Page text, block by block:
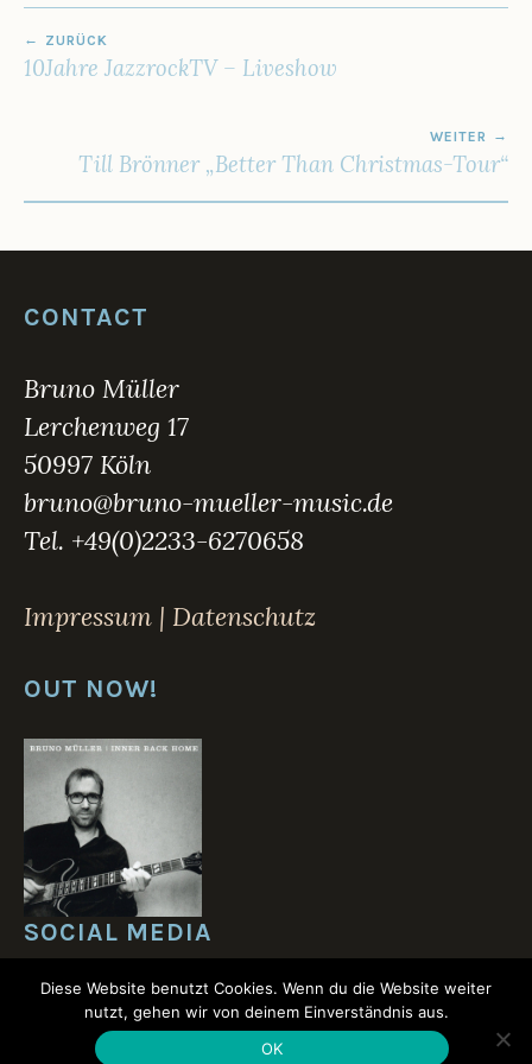
BEITRAGSNAVIGATION
ZURÜCK
10Jahre JazzrockTV – Liveshow
WEITER
Till Brönner „Better Than Christmas-Tour“
CONTACT
Bruno Müller
Lerchenweg 17
50997 Köln
bruno@bruno-mueller-music.de
Tel. +49(0)2233-6270658
Impressum | Datenschutz
OUT NOW!
SOCIAL MEDIA
Diese Website benutzt Cookies. Wenn du die Website weiter
nutzt, gehen wir von deinem Einverständnis aus.
OK